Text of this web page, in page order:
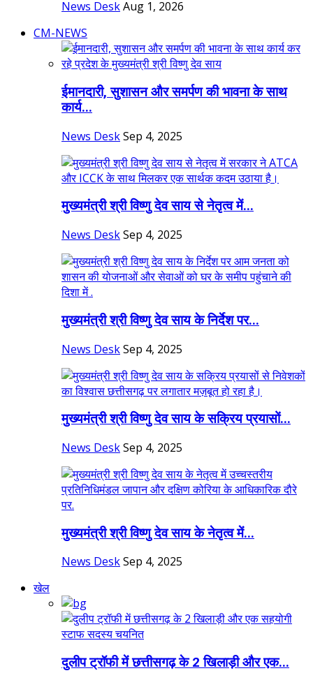
News DeskAug 1, 2026
CM-NEWS
ईमानदारी, सुशासन और समर्पण की भावना के साथ
कार्य...
News DeskSep 4, 2025
मुख्यमंत्री श्री विष्णु देव साय से नेतृत्व में...
News DeskSep 4, 2025
मुख्यमंत्री श्री विष्णु देव साय के निर्देश पर...
News DeskSep 4, 2025
मुख्यमंत्री श्री विष्णु देव साय के सक्रिय प्रयासों...
News DeskSep 4, 2025
मुख्यमंत्री श्री विष्णु देव साय के नेतृत्व में...
News DeskSep 4, 2025
खेल
दुलीप ट्रॉफी में छत्तीसगढ़ के 2 खिलाड़ी और एक...